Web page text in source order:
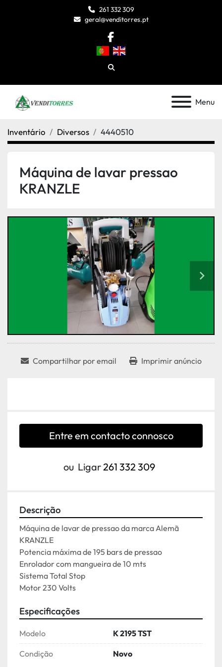
261 332 309
geral@venditorres.pt
facebook
Pesquisar
Menu
Inventário Diversos 4440510
Máquina de lavar pressao
KRANZLE
Compartilhar por email Imprimir anúncio
Entre em contacto connosco
ou Ligar261 332 309
Descrição
Máquina de lavar de pressao da marca Alemã
KRANZLE
Potencia máxima de 195 bars de pressao
Enrolador com mangueira de 10 mts
Sistema Total Stop
Motor 230 Volts
Especificações
Modelo K 2195 TST
Condição Novo